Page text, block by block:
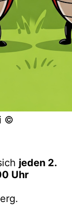
©
jeden 2.
Uhr